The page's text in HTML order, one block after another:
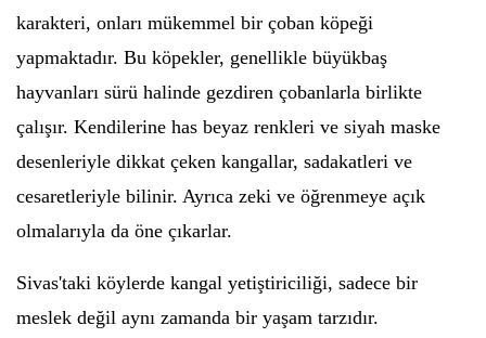
karakteri, onları mükemmel bir çoban köpeği
yapmaktadır. Bu köpekler, genellikle büyükbaş
hayvanları sürü halinde gezdiren çobanlarla birlikte
çalışır. Kendilerine has beyaz renkleri ve siyah maske
desenleriyle dikkat çeken kangallar, sadakatleri ve
cesaretleriyle bilinir. Ayrıca zeki ve öğrenmeye açık
olmalarıyla da öne çıkarlar.
Sivas'taki köylerde kangal yetiştiriciliği, sadece bir
meslek değil aynı zamanda bir yaşam tarzıdır.